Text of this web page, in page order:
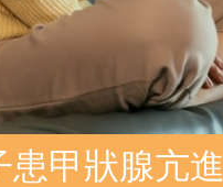
甲狀腺亢進